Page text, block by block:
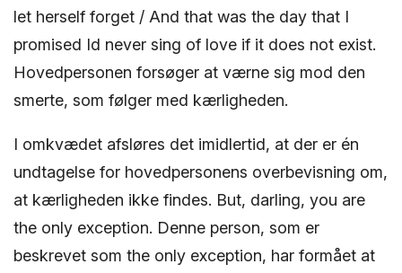
let herself forget / And that was the day that I
promised Id never sing of love if it does not exist.
Hovedpersonen forsøger at værne sig mod den
smerte, som følger med kærligheden.
I omkvædet afsløres det imidlertid, at der er én
undtagelse for hovedpersonens overbevisning om,
at kærligheden ikke findes. But, darling, you are
the only exception. Denne person, som er
beskrevet som the only exception, har formået at